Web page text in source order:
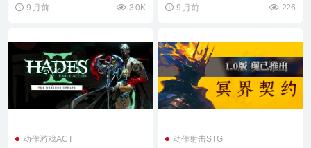
9 月前
3.0K
9 月前
226
动作游戏ACT 动作射击STG